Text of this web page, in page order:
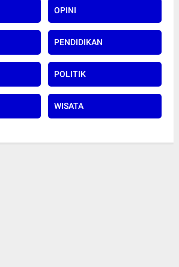
OPINI
PENDIDIKAN
POLITIK
WISATA